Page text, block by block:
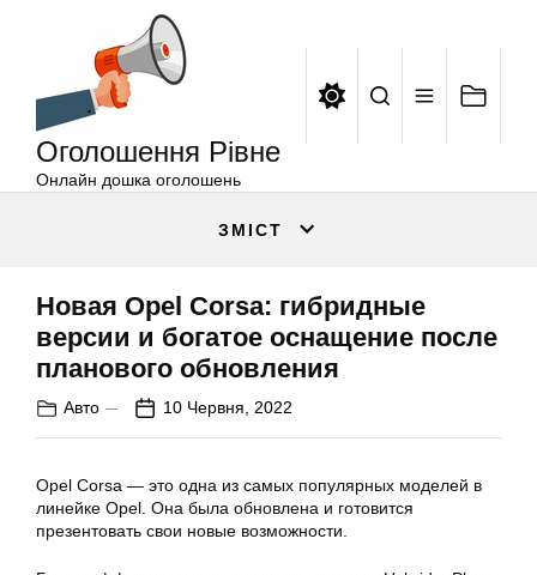
Оголошення Рівне
Онлайн дошка оголошень
ЗМІСТ
Новая Opel Corsa: гибридные
версии и богатое оснащение после
планового обновления
Авто 10 Червня, 2022
Opel Corsa — это одна из самых популярных моделей в
линейке Opel. Она была обновлена и готовится
презентовать свои новые возможности.